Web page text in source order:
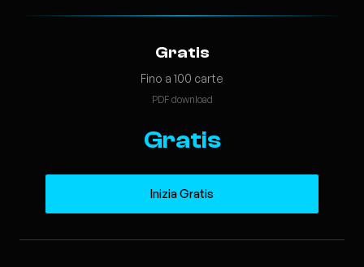
Gratis
Fino a 100 carte
PDF download
Gratis
Inizia Gratis